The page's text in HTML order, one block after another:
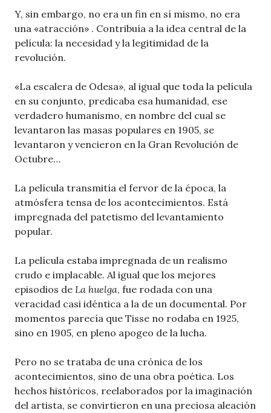
Y, sin embargo, no era un fin en sí mismo, no era
una «atracción» . Contribuía a la idea central de la
película: la necesidad y la legitimidad de la
revolución.
«La escalera de Odesa», al igual que toda la película
en su conjunto, predicaba esa humanidad, ese
verdadero humanismo, en nombre del cual se
levantaron las masas populares en 1905, se
levantaron y vencieron en la Gran Revolución de
Octubre…
La película transmitía el fervor de la época, la
atmósfera tensa de los acontecimientos. Está
impregnada del patetismo del levantamiento
popular.
La película estaba impregnada de un realismo
crudo e implacable. Al igual que los mejores
episodios de La huelga, fue rodada con una
veracidad casi idéntica a la de un documental. Por
momentos parecía que Tisse no rodaba en 1925,
sino en 1905, en pleno apogeo de la lucha.
Pero no se trataba de una crónica de los
acontecimientos, sino de una obra poética. Los
hechos históricos, reelaborados por la imaginación
del artista, se convirtieron en una preciosa aleación